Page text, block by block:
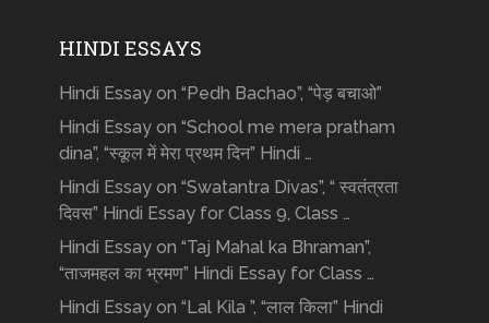
HINDI ESSAYS
Hindi Essay on “Pedh Bachao”, “पेड़ बचाओ”
Hindi Essay on “School me mera pratham
dina”, “स्कूल में मेरा प्रथम दिन” Hindi …
Hindi Essay on “Swatantra Divas”, “ स्वतंत्रता
दिवस” Hindi Essay for Class 9, Class …
Hindi Essay on “Taj Mahal ka Bhraman”,
“ताजमहल का भ्रमण” Hindi Essay for Class …
Hindi Essay on “Lal Kila ”, “लाल किला” Hindi